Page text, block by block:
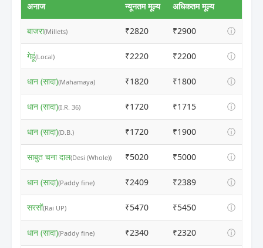
अनाज न्यूनतम मूल्य अधिकतम मूल्य
बाजरा(Millets) ₹2820 ₹2900 ⓘ
गेहूं(Local) ₹2220 ₹2200 ⓘ
धान (सादा)(Mahamaya) ₹1820 ₹1800 ⓘ
धान (सादा)(I.R. 36) ₹1720 ₹1715 ⓘ
धान (सादा)(D.B.) ₹1720 ₹1900 ⓘ
साबुत चना दाल(Desi (Whole)) ₹5020 ₹5000 ⓘ
धान (सादा)(Paddy fine) ₹2409 ₹2389 ⓘ
सरसों(Rai UP) ₹5470 ₹5450 ⓘ
धान (सादा)(Paddy fine) ₹2340 ₹2320 ⓘ